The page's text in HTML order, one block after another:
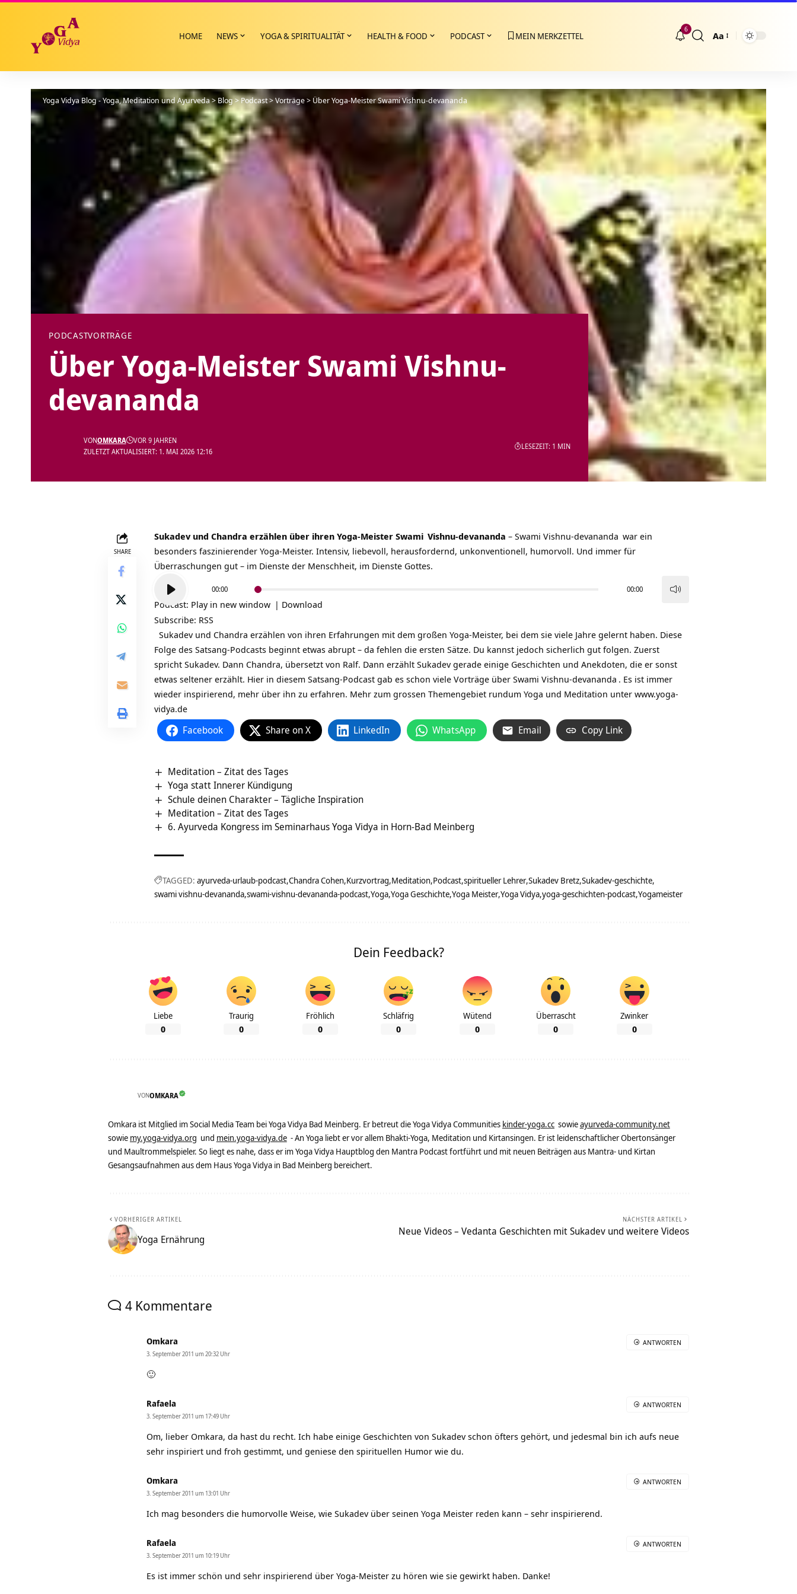
HOME NEWS YOGA & SPIRITUALITÄT HEALTH & FOOD PODCAST MEIN MERKZETTEL
6
Größenänderung
Aa
Yoga Vidya Blog - Yoga, Meditation und Ayurveda> Blog>Podcast>Vorträge> Über Yoga-Meister Swami Vishnu-devananda
PODCASTVORTRÄGE
Über Yoga-Meister Swami Vishnu-
devananda
ZULETZT AKTUALISIERT: 1. MAI 2026 12:16
VONOMKARA VOR 9 JAHREN
LESEZEIT: 1 MIN
SHARE
Sukadev und Chandra erzählen über ihren Yoga-Meister Swami Vishnu-devananda – Swami Vishnu-devananda war ein
besonders faszinierender Yoga-Meister. Intensiv, liebevoll, herausfordernd, unkonventionell, humorvoll. Und immer für
Überraschungen gut – im Dienste der Menschheit, im Dienste Gottes.
Player
00:00 00:00
Podcast: Play in new window | Download
Subscribe: RSS
Sukadev und Chandra erzählen von ihren Erfahrungen mit dem großen Yoga-Meister, bei dem sie viele Jahre gelernt haben. Diese
Folge des Satsang-Podcasts beginnt etwas abrupt – da fehlen die ersten Sätze. Du kannst jedoch sicherlich gut folgen. Zuerst
spricht Sukadev. Dann Chandra, übersetzt von Ralf. Dann erzählt Sukadev gerade einige Geschichten und Anekdoten, die er sonst
etwas seltener erzählt. Hier in diesem Satsang-Podcast gab es schon viele Vorträge über Swami Vishnu-devananda . Es ist immer
wieder inspirierend, mehr über ihn zu erfahren. Mehr zum grossen Themengebiet rundum Yoga und Meditation unter www.yoga-
vidya.de
Facebook Share on X LinkedIn WhatsApp Email Copy Link
Meditation – Zitat des Tages
Yoga statt Innerer Kündigung
Schule deinen Charakter – Tägliche Inspiration
Meditation – Zitat des Tages
6. Ayurveda Kongress im Seminarhaus Yoga Vidya in Horn-Bad Meinberg
TAGGED: ayurveda-urlaub-podcast Chandra Cohen Kurzvortrag Meditation Podcast spiritueller Lehrer Sukadev Bretz Sukadev-geschichte
swami vishnu-devananda swami-vishnu-devananda-podcast Yoga Yoga Geschichte Yoga Meister Yoga Vidya yoga-geschichten-podcast Yogameister
Dein Feedback?
Liebe
0
Traurig
0
Fröhlich
0
Schläfrig
0
Wütend
0
Überrascht
0
Zwinker
0
VONOMKARA
Omkara ist Mitglied im Social Media Team bei Yoga Vidya Bad Meinberg. Er betreut die Yoga Vidya Communities kinder-yoga.cc sowieayurveda-community.net
sowie my.yoga-vidya.org und mein.yoga-vidya.de - An Yoga liebt er vor allem Bhakti-Yoga, Meditation und Kirtansingen. Er ist leidenschaftlicher Obertonsänger
und Maultrommelspieler. So liegt es nahe, dass er im Yoga Vidya Hauptblog den Mantra Podcast fortführt und mit neuen Beiträgen aus Mantra- und Kirtan
Gesangsaufnahmen aus dem Haus Yoga Vidya in Bad Meinberg bereichert.
VORHERIGER ARTIKEL
Yoga Ernährung
NÄCHSTER ARTIKEL
Neue Videos – Vedanta Geschichten mit Sukadev und weitere Videos
4 Kommentare
Omkara
3. September 2011 um 20:32 Uhr
🙂
ANTWORTEN
Rafaela
3. September 2011 um 17:49 Uhr
Om, lieber Omkara, da hast du recht. Ich habe einige Geschichten von Sukadev schon öfters gehört, und jedesmal bin ich aufs neue
sehr inspiriert und froh gestimmt, und geniese den spirituellen Humor wie du.
ANTWORTEN
Omkara
3. September 2011 um 13:01 Uhr
Ich mag besonders die humorvolle Weise, wie Sukadev über seinen Yoga Meister reden kann – sehr inspirierend.
ANTWORTEN
Rafaela
3. September 2011 um 10:19 Uhr
Es ist immer schön und sehr inspirierend über Yoga-Meister zu hören wie sie gewirkt haben. Danke!
ANTWORTEN